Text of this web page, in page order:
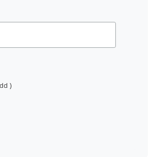
)